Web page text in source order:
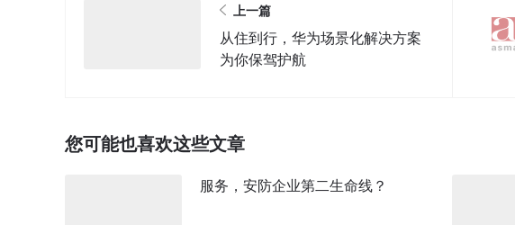
上一篇
从住到行，华为场景化解决方案
为你保驾护航
您可能也喜欢这些文章
服务，安防企业第二生命线？